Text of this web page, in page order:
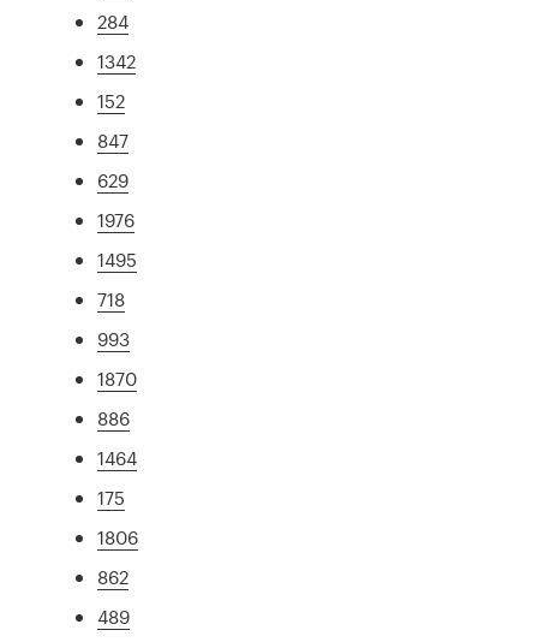
284
1342
152
847
629
1976
1495
718
993
1870
886
1464
175
1806
862
489